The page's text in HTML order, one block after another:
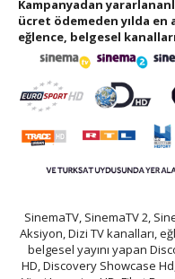
Kampanyadan
ücret ödemeden yılda en
eğlence, belgesel
SinemaTV, SinemaTV 2,
Aksiyon, Dizi TV kanalları,
belgesel yayını yapan
HD, Discovery Showcase